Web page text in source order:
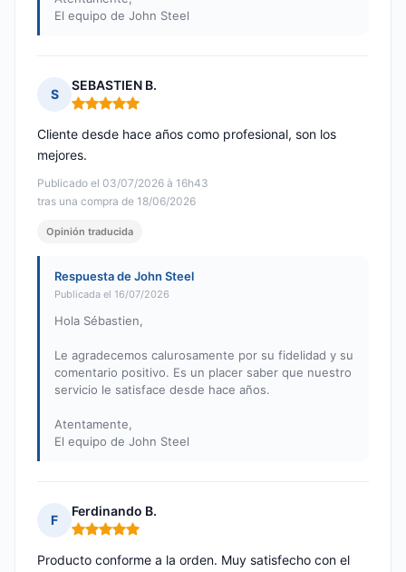
El equipo de John Steel
S
SEBASTIEN B.
Nota: 5 de 5
Publicado el 03/07/2026 à 16h43
tras una compra de 18/06/2026
Cliente desde hace años como profesional, son los
mejores.
Opinión traducida
Respuesta de John Steel
Publicada el 16/07/2026
Hola Sébastien,
Le agradecemos calurosamente por su fidelidad y su
comentario positivo. Es un placer saber que nuestro
servicio le satisface desde hace años.
Atentamente,
El equipo de John Steel
F
Ferdinando B.
Nota: 5 de 5
Producto conforme a la orden. Muy satisfecho con el